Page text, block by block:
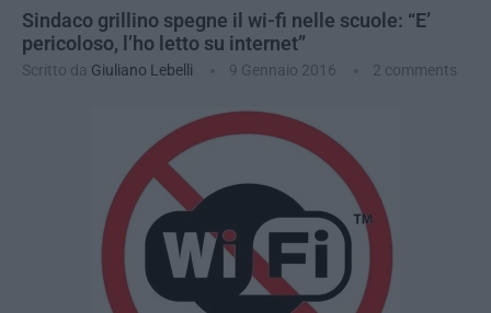
Sindaco grillino spegne il wi-fi nelle scuole: “E’
pericoloso, l’ho letto su internet”
Scritto da Giuliano Lebelli 9 Gennaio 2016 2 comments